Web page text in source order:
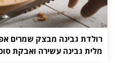
רולדת גבינה מבצק שמרים
מלית גבינה עשירה ואבקת